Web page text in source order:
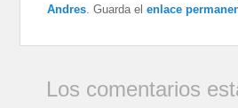
Andres. Guarda elenlace
Los comentarios